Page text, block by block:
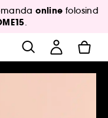
online folosind
.